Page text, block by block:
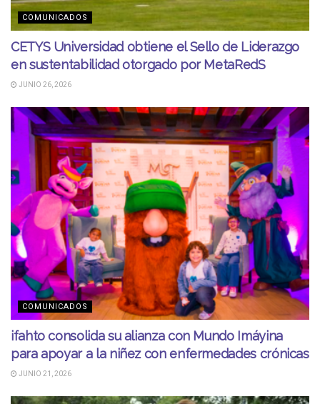
COMUNICADOS
CETYS Universidad obtiene el Sello de Liderazgo
en sustentabilidad otorgado por MetaRedS
JUNIO 26, 2026
COMUNICADOS
ifahto consolida su alianza con Mundo Imáyina
para apoyar a la niñez con enfermedades crónicas
JUNIO 21, 2026